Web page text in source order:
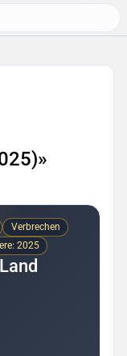
Verbrechen
2025